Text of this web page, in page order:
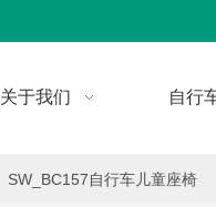
关于我们 自行
SW_BC157自行车儿童座椅